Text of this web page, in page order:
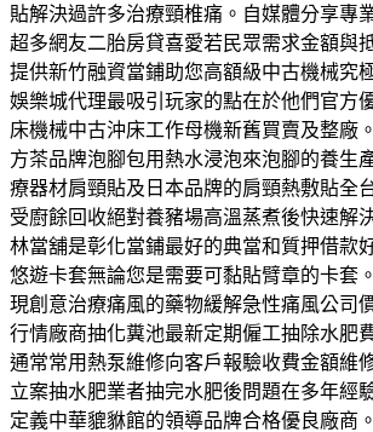
貼解決過許多治療頸椎痛。自媒體分享專
超多網友二胎房貸喜愛若民眾需求金額與
提供新竹融資當鋪助您高額級中古機械究
娛樂城代理最吸引玩家的點在於他們官方
床機械中古沖床工作母機新舊買賣及整廠
方茶品牌泡腳包用熱水浸泡來泡腳的養生
療器材肩頸貼及日本品牌的肩頸熱敷貼全
受廚餘回收絕對養豬場高溫蒸煮後快速解
林當舖是彰化當鋪最好的典當和質押借款
悠遊卡套無論您是需要可黏貼臂章的卡套
現創意治療痛風的藥物緩解急性痛風公司
行情廠商抽化糞池最新定期僱工抽除水肥
通常常用熱泵維修向客戶報驗收費金額維
立案抽水肥業者抽完水肥後問題在多年經
定義中華貔貅館的領導品牌合格優良廠商。